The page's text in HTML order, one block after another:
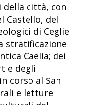
città, con
Castello, del
di Ceglie
stratificazione
Caelia; dei
e degli
corso al San
e letture